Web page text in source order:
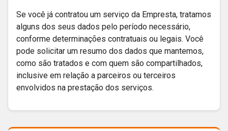
Se você já contratou um serviço da Empresta, tratamos
alguns dos seus dados pelo período necessário,
conforme determinações contratuais ou legais. Você
pode solicitar um resumo dos dados que mantemos,
como são tratados e com quem são compartilhados,
inclusive em relação a parceiros ou terceiros
envolvidos na prestação dos serviços.